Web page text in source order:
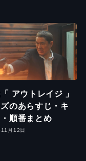
アウトレイジ 」
のあらすじ・キ
順番まとめ
月12日